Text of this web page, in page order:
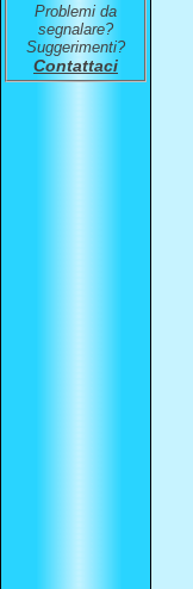
Problemi da
segnalare?
Suggerimenti?
Contattaci